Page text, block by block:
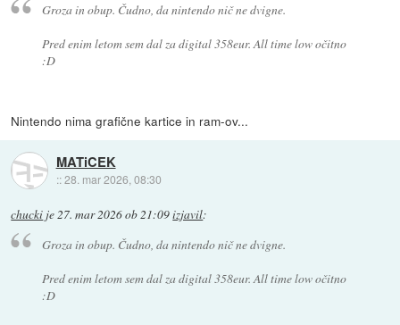
Groza in obup. Čudno, da nintendo nič ne dvigne.
Pred enim letom sem dal za digital 358eur. All time low očitno
:D
Nintendo nima grafične kartice in ram-ov...
MATiCEK
::28. mar 2026, 08:30
chucki je27. mar 2026 ob 21:09izjavil:
Groza in obup. Čudno, da nintendo nič ne dvigne.
Pred enim letom sem dal za digital 358eur. All time low očitno
:D